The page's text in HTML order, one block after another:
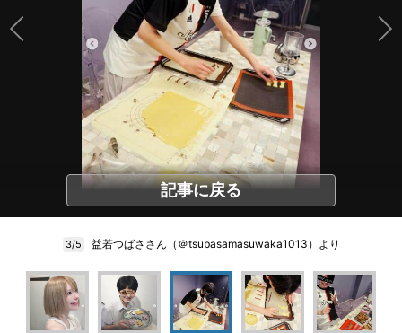
記事に戻る
3/5 益若つばささん（＠tsubasamasuwaka1013）より